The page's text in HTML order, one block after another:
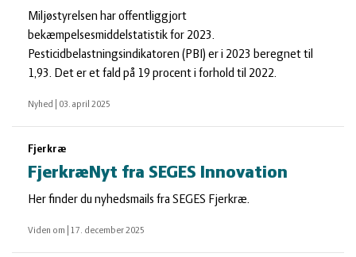
Miljøstyrelsen har offentliggjort
bekæmpelsesmiddelstatistik for 2023.
Pesticidbelastningsindikatoren (PBI) er i 2023 beregnet til
1,93. Det er et fald på 19 procent i forhold til 2022.
Nyhed 03. april 2025
Fjerkræ
FjerkræNyt fra SEGES Innovation
Her finder du nyhedsmails fra SEGES Fjerkræ.
Viden om 17. december 2025